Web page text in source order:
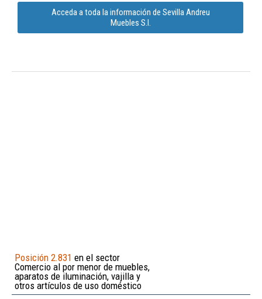
Acceda a toda la información de Sevilla Andreu
Muebles S.l.
Posición 2.831 en el sector
Comercio al por menor de muebles,
aparatos de iluminación, vajilla y
otros artículos de uso doméstico